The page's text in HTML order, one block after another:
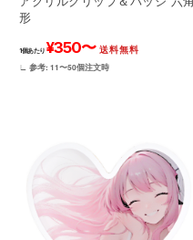
形
1個あたり ¥350〜 送料無料
∟ 参考: 11〜50個注文時